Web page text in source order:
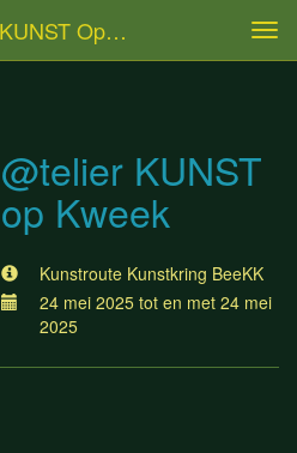
Nell Verbeek - @telier KUNST Op Kweek
@telier KUNST
op Kweek
Kunstroute Kunstkring BeeKK
24 mei 2025 tot en met 24 mei
2025